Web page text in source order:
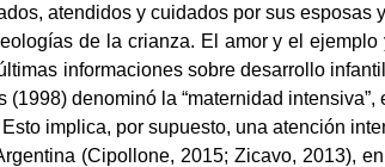
atendidos y cuidados por sus esposas
de la crianza. El amor y el
informaciones sobre desarrollo
denominó la “maternidad
implica, por supuesto, una atención
(Cipollone, 2015; Zicavo, 2013),